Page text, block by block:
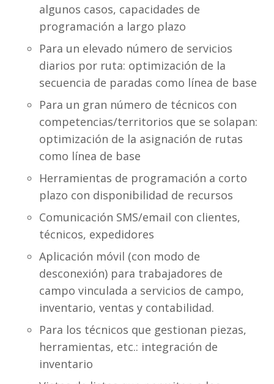
algunos casos, capacidades de
programación a largo plazo
Para un elevado número de servicios
diarios por ruta: optimización de la
secuencia de paradas como línea de base
Para un gran número de técnicos con
competencias/territorios que se solapan:
optimización de la asignación de rutas
como línea de base
Herramientas de programación a corto
plazo con disponibilidad de recursos
Comunicación SMS/email con clientes,
técnicos, expedidores
Aplicación móvil (con modo de
desconexión) para trabajadores de
campo vinculada a servicios de campo,
inventario, ventas y contabilidad.
Para los técnicos que gestionan piezas,
herramientas, etc.: integración de
inventario